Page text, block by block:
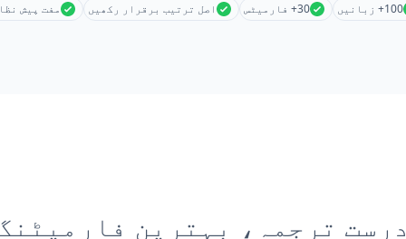
100+ زبانیں 30+ فارمیٹس اصل ترتیب برقرار رکھیں مفت پیش
ترجمہ، بہترین